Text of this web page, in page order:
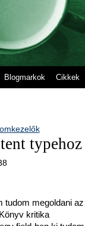
Blogmarkok Cikkek
typehoz
megoldani
kritika